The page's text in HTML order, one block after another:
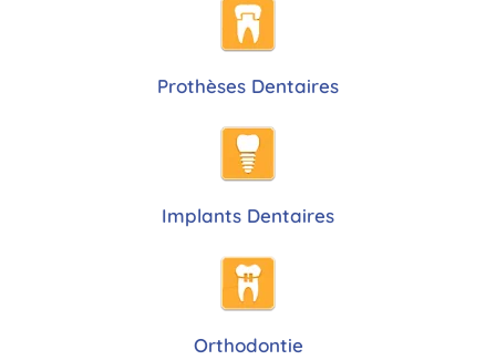
Prothèses Dentaires
Implants Dentaires
Orthodontie